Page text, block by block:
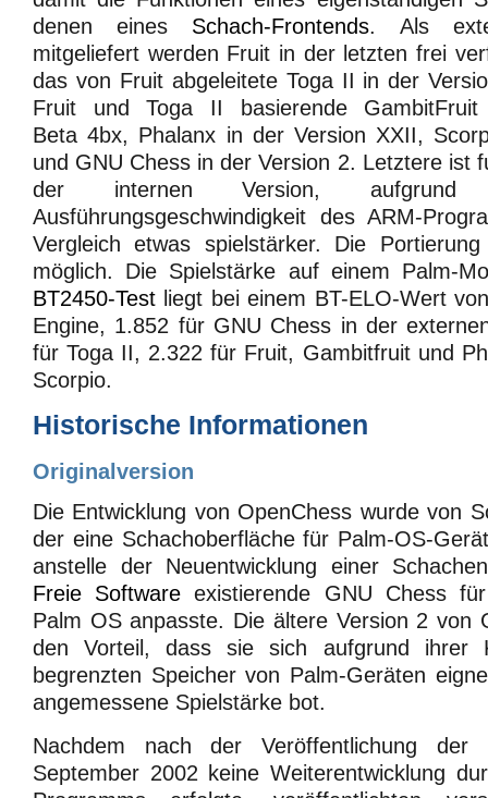
denen eines Schach-Frontends. Als
mitgeliefert werden Fruit in der letzten frei
das von Fruit abgeleitete Toga II in der
Fruit und Toga II basierende
Beta 4bx, Phalanx in der Version XXII,
und GNU Chess in der Version 2. Letztere ist
der internen Version, aufgrund
Ausführungsgeschwindigkeit des ARM-
Vergleich etwas spielstärker. Die
möglich. Die Spielstärke auf einem Palm-
BT2450-Test liegt bei einem BT-ELO-Wert
Engine, 1.852 für GNU Chess in der
für Toga II, 2.322 für Fruit, Gambitfruit und
Scorpio.
Historische Informationen
Originalversion
Die Entwicklung von OpenChess wurde von
der eine Schachoberfläche für Palm-OS-
anstelle der Neuentwicklung einer
Freie Software existierende GNU Chess
Palm OS anpasste. Die ältere Version 2 von
den Vorteil, dass sie sich aufgrund ihrer
begrenzten Speicher von Palm-Geräten
angemessene Spielstärke bot.
Nachdem nach der Veröffentlichung
September 2002 keine Weiterentwicklung